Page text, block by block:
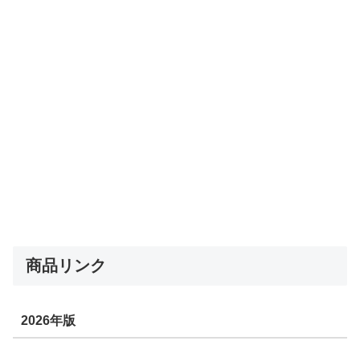
商品リンク
2026年版